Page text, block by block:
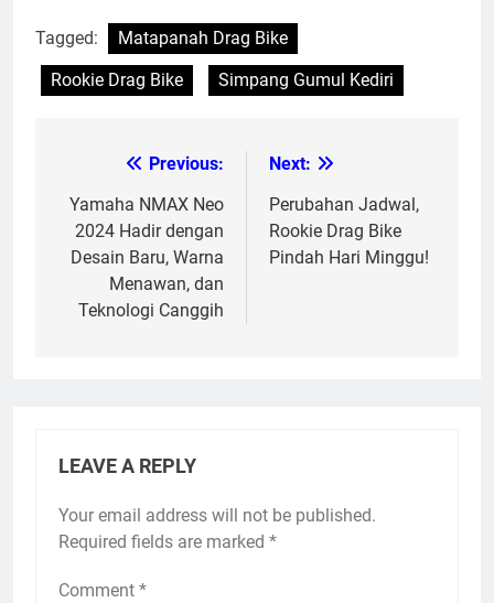
Tagged:
Matapanah Drag Bike
Rookie Drag Bike
Simpang Gumul Kediri
navigation
Previous:
Yamaha NMAX Neo
2024 Hadir dengan
Desain Baru, Warna
Menawan, dan
Teknologi Canggih
Next:
Perubahan Jadwal,
Rookie Drag Bike
Pindah Hari Minggu!
LEAVE A REPLY
Your email address will not be published.
Required fields are marked *
Comment *